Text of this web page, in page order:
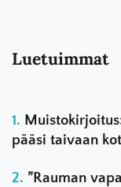
Luetuimmat
pääsi taivaan
”Rauman